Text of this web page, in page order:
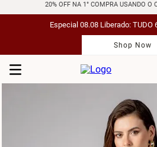
20% OFF NA 1° COMPRA USANDO O
Especial 08.08 Liberado: TUDO
Shop Now